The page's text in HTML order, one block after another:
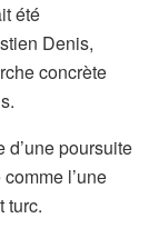
été
Denis,
concrète
d’une poursuite
l’une
turc.